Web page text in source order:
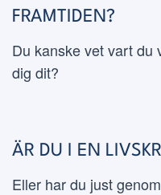
FRAMTIDEN?
Du kanske vet vart du
dig dit?
ÄR DU I EN
Eller har du just